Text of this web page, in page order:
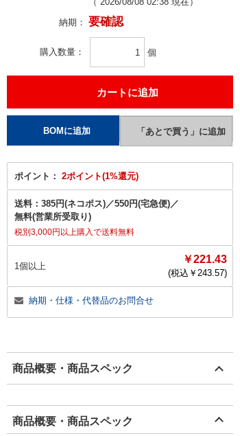
納期： 要確認
購入数量 個
ポイント： 2ポイント(1%還元)
送料： 385円(ネコポス)／550円(宅急便)／
無料(営業所受取り)
税別3,000円以上購入で送料無料
1個以上
￥221.43
(税込￥ 243.57)
納期・仕様・代替品のお問合せ
商品概要・商品スペック
商品概要・商品スペック